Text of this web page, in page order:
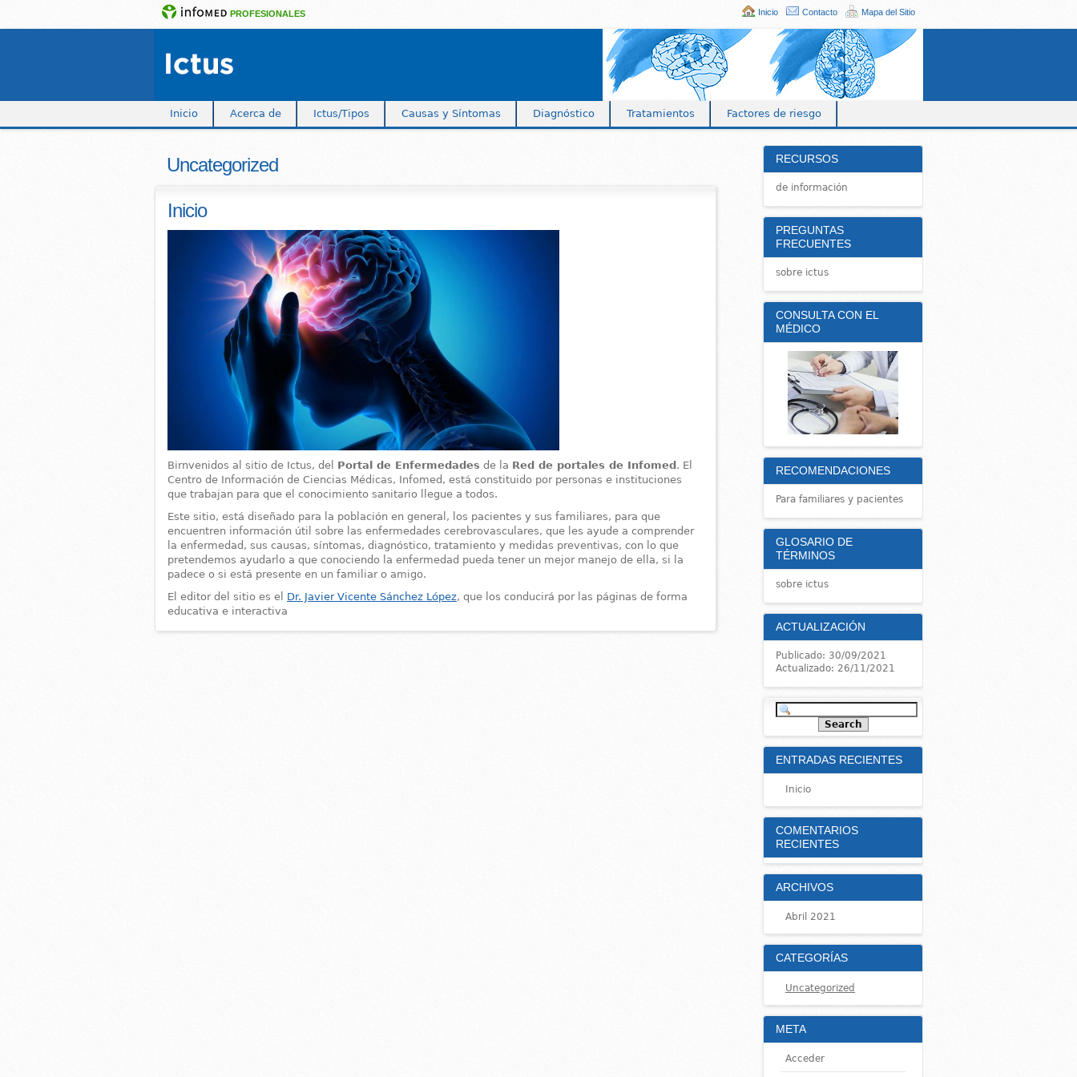
PROFESIONALES Inicio Contacto Mapa del Sitio
Inicio Acerca de Ictus/Tipos Causas y Síntomas Diagnóstico Tratamientos Factores de riesgo
Uncategorized
Inicio
Birnvenidos al sitio de Ictus, del Portal de Enfermedades de la Red de portales de Infomed . El
Centro de Información de Ciencias Médicas, Infomed, está constituido por personas e instituciones
que trabajan para que el conocimiento sanitario llegue a todos.
Este sitio, está diseñado para la población en general, los pacientes y sus familiares, para que
encuentren información útil sobre las enfermedades cerebrovasculares, que les ayude a comprender
la enfermedad, sus causas, síntomas, diagnóstico, tratamiento y medidas preventivas, con lo que
pretendemos ayudarlo a que conociendo la enfermedad pueda tener un mejor manejo de ella, si la
padece o si está presente en un familiar o amigo.
El editor del sitio es el Dr. Javier Vicente Sánchez López, que los conducirá por las páginas de forma
educativa e interactiva
RECURSOS
de información
PREGUNTAS
FRECUENTES
sobre ictus
CONSULTA CON EL
MÉDICO
RECOMENDACIONES
Para familiares y pacientes
GLOSARIO DE
TÉRMINOS
sobre ictus
ACTUALIZACIÓN
Publicado: 30/09/2021
Actualizado: 26/11/2021
ENTRADAS RECIENTES
Inicio
COMENTARIOS
RECIENTES
ARCHIVOS
Abril 2021
CATEGORÍAS
Uncategorized
META
Acceder